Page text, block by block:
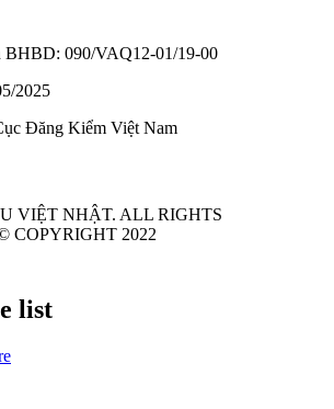
BHBD: 090/VAQ12-01/19-00
2025
Đăng Kiểm Việt Nam
VIỆT NHẬT. ALL RIGHTS
COPYRIGHT 2022
list